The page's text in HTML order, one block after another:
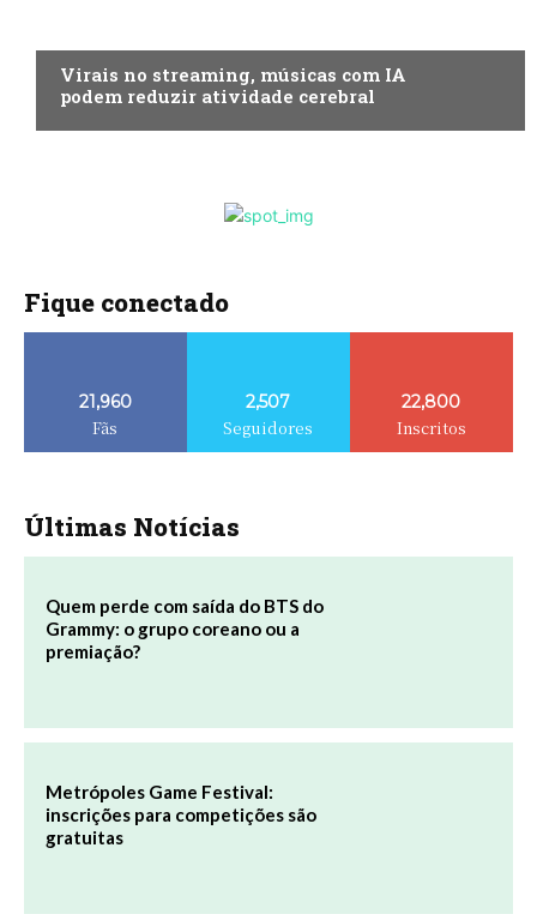
Virais no streaming, músicas com IA
podem reduzir atividade cerebral
Fique conectado
21,960
Fãs
2,507
Seguidores
22,800
Inscritos
Últimas Notícias
Quem perde com saída do BTS do
Grammy: o grupo coreano ou a
premiação?
Metrópoles Game Festival:
inscrições para competições são
gratuitas